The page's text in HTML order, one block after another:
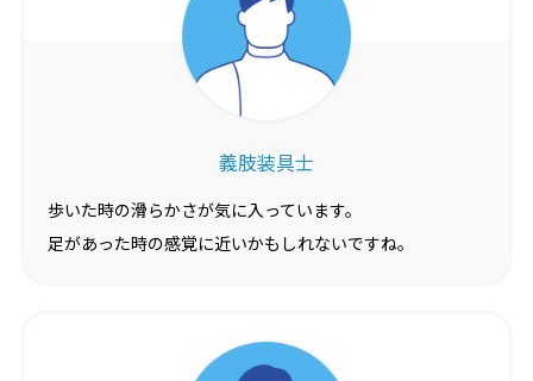
義肢装具士
歩いた時の滑らかさが気に入っています。
足があった時の感覚に近いかもしれないですね。